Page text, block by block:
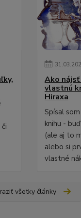
31.03.
Ako
vlastnú
Hiraxa
Spísal
knihu -
(ale aj to
alebo si
vlastné
všetky články